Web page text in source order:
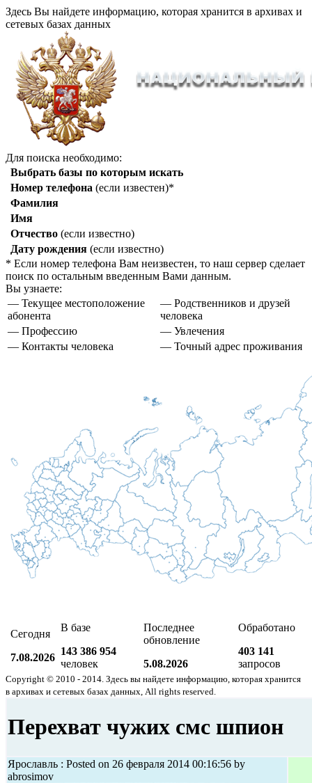
Здесь Вы найдете информацию, которая хранится в архивах и
сетевых базах данных
Для поиска необходимо:
Выбрать базы по которым искать
Номер телефона (если известен)*
Фамилия
Имя
Отчество (если известно)
Дату рождения (если известно)
* Если номер телефона Вам неизвестен, то наш сервер сделает
поиск по остальным введенным Вами данным.
Вы узнаете:
— Текущее местоположение
абонента
— Родственников и друзей
человека
— Профессию
— Увлечения
— Контакты человека
— Точный адрес проживания
Сегодня
7.08.2026
В базе
143 386 954
человек
Последнее
обновление
5.08.2026
Обработано
403 141
запросов
Copyright © 2010 - 2014. Здесь вы найдете информацию, которая хранится
в архивах и сетевых базах данных, All rights reserved.
Перехват чужих смс шпион
Ярославль : Posted on 26 февраля 2014 00:16:56 by
abrosimov